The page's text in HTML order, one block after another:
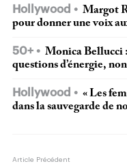
Hollywood
Margot
pour donner une voix
50+
Monica Bellucci
questions d’énergie, non
Hollywood
« Les
dans la sauvegarde de
Article Précédent